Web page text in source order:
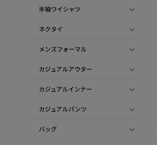
半袖ワイシャツ
ネクタイ
メンズフォーマル
カジュアルアウター
カジュアルインナー
カジュアルパンツ
バッグ